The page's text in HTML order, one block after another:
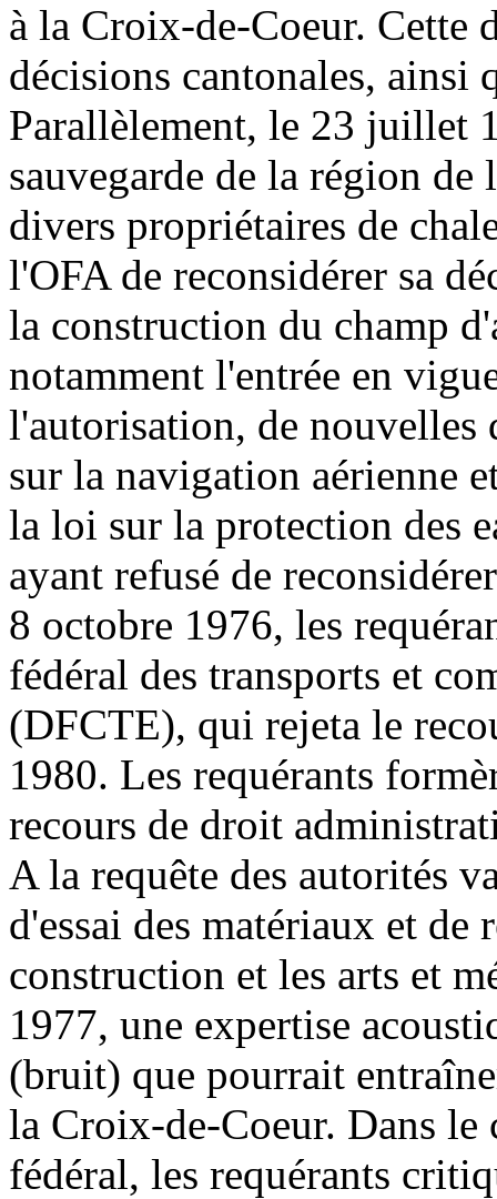
à la Croix-de-Coeur. Cette
décisions cantonales, ainsi
Parallèlement, le 23 juillet
sauvegarde de la région
divers propriétaires de
l'OFA de reconsidérer sa
la construction du champ
notamment l'entrée en
l'autorisation, de nouvelles
sur la navigation aérienne
la loi sur la protection des
ayant refusé de
8 octobre 1976, les
fédéral des transports et
(DFCTE), qui rejeta le
1980. Les requérants
recours de droit
A la requête des autorités
d'essai des matériaux et
construction et les arts et
1977, une expertise
(bruit) que pourrait
la Croix-de-Coeur. Dans le
fédéral, les requérants